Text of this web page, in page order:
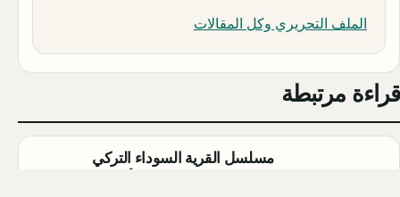
الملف التحريري وكل المقالات
قراءة مرتبطة
مسلسل القرية السوداء التركي